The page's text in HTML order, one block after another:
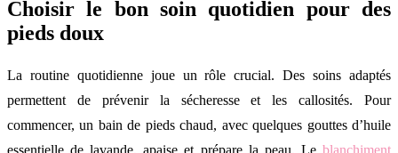
Choisir le bon soin quotidien pour des
pieds doux
La routine quotidienne joue un rôle crucial. Des soins adaptés
permettent de prévenir la sécheresse et les callosités. Pour
commencer, un bain de pieds chaud, avec quelques gouttes d’huile
essentielle de lavande, apaise et prépare la peau. Le blanchiment